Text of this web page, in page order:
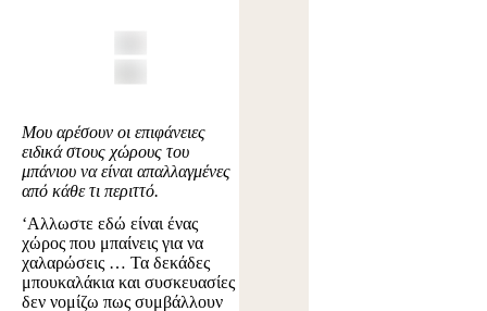
Μου αρέσουν οι επιφάνειες
ειδικά στους χώρους του
μπάνιου να είναι απαλλαγμένες
από κάθε τι περιττό.
‘Αλλωστε εδώ είναι ένας
χώρος που μπαίνεις για να
χαλαρώσεις … Τα δεκάδες
μπουκαλάκια και συσκευασίες
δεν νομίζω πως συμβάλλουν